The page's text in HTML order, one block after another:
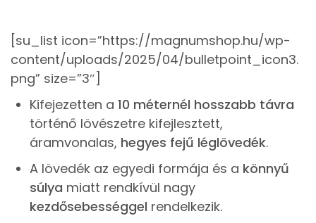
[su_list icon=”https://magnumshop.hu/wp-
content/uploads/2025/04/bulletpoint_icon3.
png” size=”3″]
Kifejezetten a 10 méternél hosszabb távra
történő lövészetre kifejlesztett,
áramvonalas, hegyes fejű léglövedék.
A lövedék az egyedi formája és a könnyű
súlya miatt rendkívül nagy
kezdősebességgel rendelkezik.